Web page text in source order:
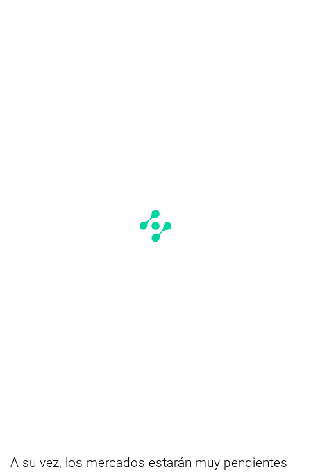
A su vez, los mercados estarán muy pendientes